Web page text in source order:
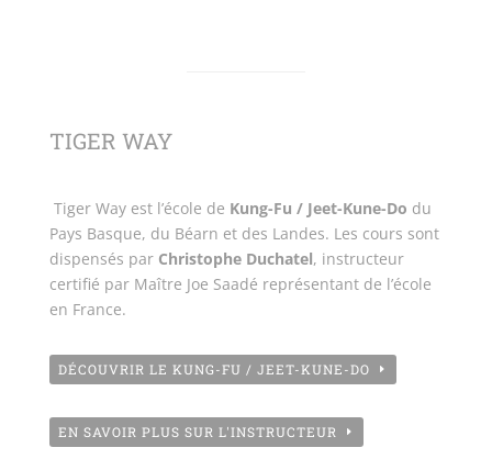
TIGER WAY
Tiger Way est l’école de Kung-Fu / Jeet-Kune-Do du
Pays Basque, du Béarn et des Landes. Les cours sont
dispensés par Christophe Duchatel, instructeur
certifié par Maître Joe Saadé représentant de l’école
en France.
DÉCOUVRIR LE KUNG-FU / JEET-KUNE-DO
EN SAVOIR PLUS SUR L'INSTRUCTEUR